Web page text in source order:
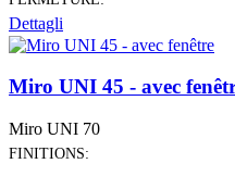
Dettagli
Miro UNI 45 - avec
Miro UNI 70
FINITIONS: